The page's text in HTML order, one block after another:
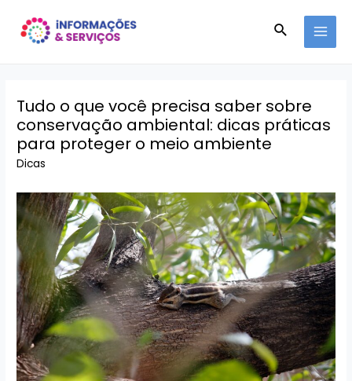
para
Pesquisar
Tudo o que você precisa saber sobre
conservação ambiental: dicas práticas
para proteger o meio ambiente
Dicas